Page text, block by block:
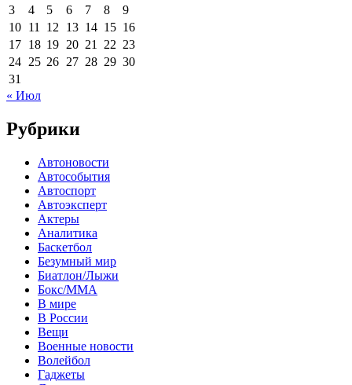
3
4 5 6 7 8
9
10 11 12 13 14 15 16
17 18 19 20 21 22 23
24 25 26 27 28 29 30
31
« Июл
Рубрики
Автоновости
Автособытия
Автоспорт
Автоэксперт
Актеры
Аналитика
Баскетбол
Безумный мир
Биатлон/Лыжи
Бокс/MMA
В мире
В России
Вещи
Военные новости
Волейбол
Гаджеты